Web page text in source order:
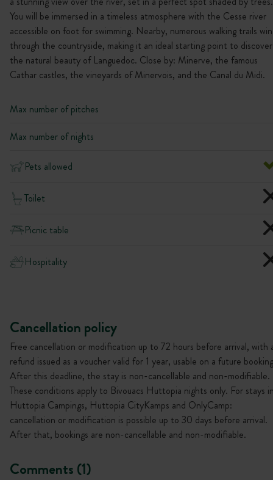
You will be immersed in a timeless atmosphere with the Cesse river
accessible on foot for swimming. Nearby, numerous walking trails
through the countryside, making it an ideal starting point to discover
the natural beauty of Languedoc. Close by: Minerve, the famous
Cathar castles, the vineyards of Minervois, and the Canal du Midi.
Max number of pitches
Max number of nights
Pets allowed
Toilet
Picnic table
Hospitality
Cancellation policy
Free cancellation or modification up to 72 hours before arrival, with
refund issued as a voucher valid for 1 year, usable on a future
After this deadline, the stay is non-cancellable and non-modifiable.
These conditions apply to Bivouacs Huttopia nights only. For stays
Huttopia Campings, Huttopia CityKamps and OnlyCamp:
cancellation or modification is possible up to 30 days before arrival.
After that, bookings are non-cancellable and non-modifiable.
Comments (1)